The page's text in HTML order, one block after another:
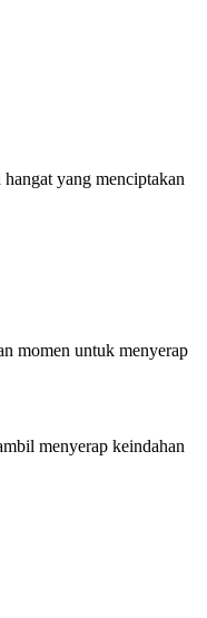
yang menciptakan
momen untuk menyerap
menyerap keindahan